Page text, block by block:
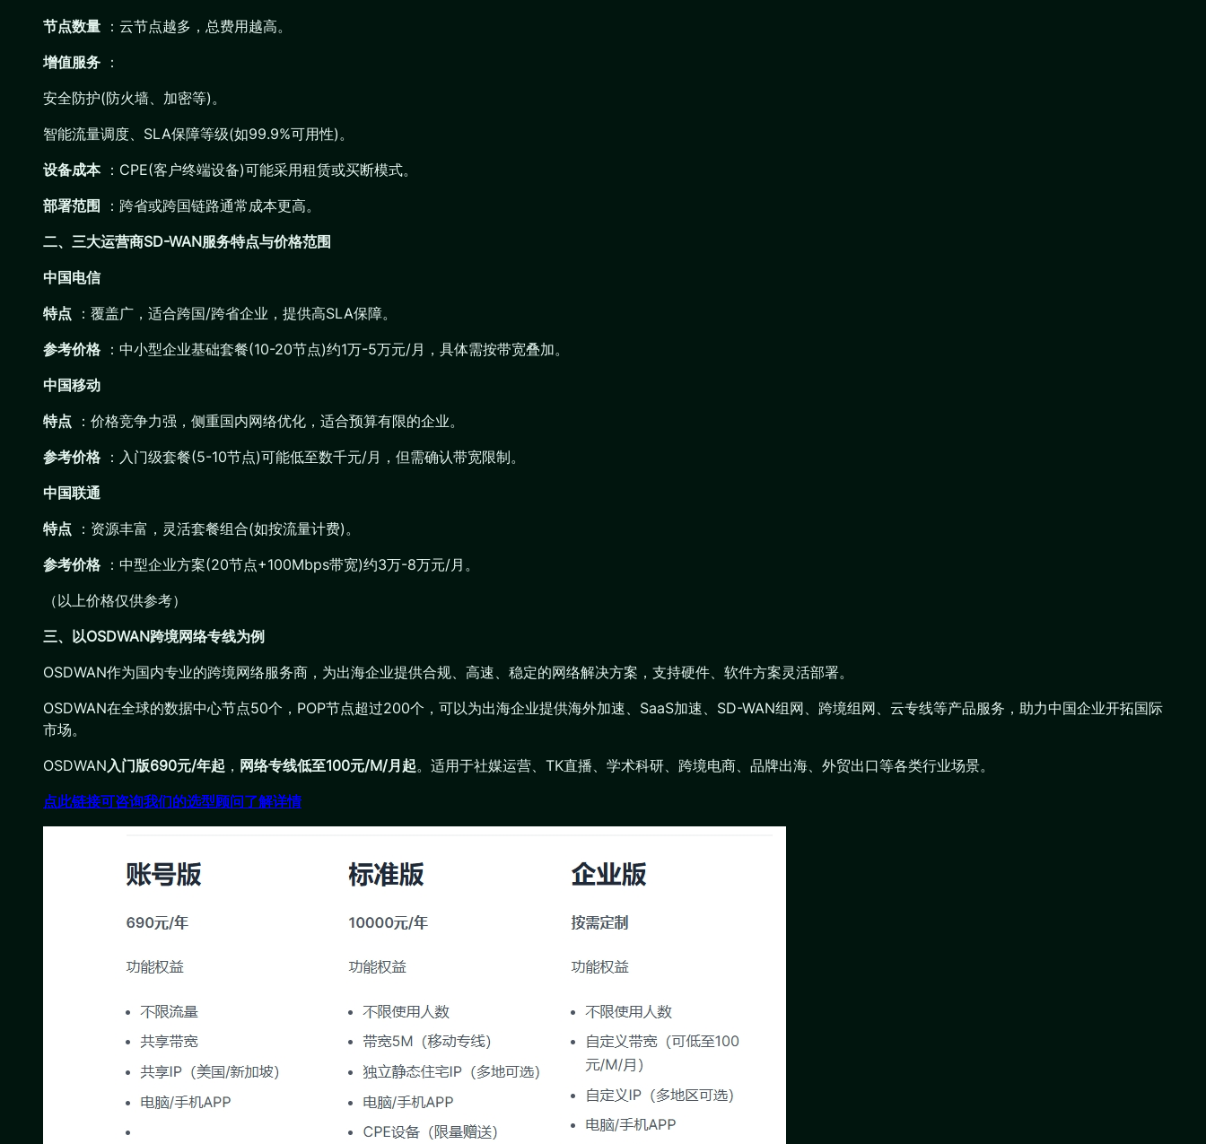
节点数量 ：云节点越多，总费用越高。
增值服务 ：
安全防护(防火墙、加密等)。
智能流量调度、SLA保障等级(如99.9%可用性)。
设备成本：CPE(客户终端设备)可能采用租赁或买断模式。
部署范围 ：跨省或跨国链路通常成本更高。
二、三大运营商SD-WAN服务特点与价格范围
中国电信
特点 ：覆盖广，适合跨国/跨省企业，提供高SLA保障。
参考价格 ：中小型企业基础套餐(10-20节点)约1万-5万元/月，具体需按带宽叠加。
中国移动
特点 ：价格竞争力强，侧重国内网络优化，适合预算有限的企业。
参考价格 ：入门级套餐(5-10节点)可能低至数千元/月，但需确认带宽限制。
中国联通
特点 ：资源丰富，灵活套餐组合(如按流量计费)。
参考价格 ：中型企业方案(20节点+100Mbps带宽)约3万-8万元/月。
（以上价格仅供参考）
三、以OSDWAN跨境网络专线为例
OSDWAN作为国内专业的跨境网络服务商，为出海企业提供合规、高速、稳定的网络解决方案，支持硬件、软件方案灵活部署。
OSDWAN在全球的数据中心节点50个，POP节点超过200个，可以为出海企业提供海外加速、SaaS加速、SD-WAN组网、跨境组网、云专线等产品服务，助力中国企业开拓国际
市场。
OSDWAN入门版690元/年起 ， 网络专线低至100元/M/月起。适用于社媒运营、TK直播、学术科研、跨境电商、品牌出海、外贸出口等各类行业场景。
点此链接可咨询我们的选型顾问了解详情